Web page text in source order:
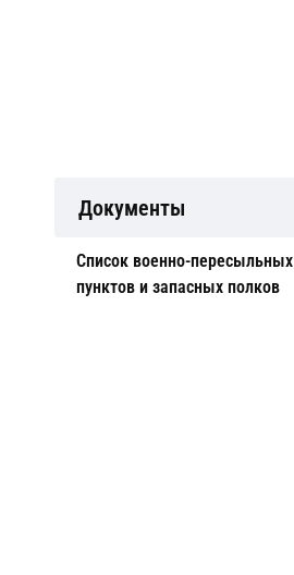
Документы
Cписок военно-пересыльных
пунктов и запасных полков